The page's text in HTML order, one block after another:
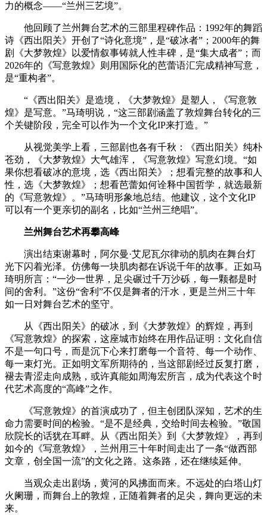
力的概念——“兰州三艺境”。
他回顾了兰州舞台艺术的三部里程碑作品：1992年的舞蹈
诗《西出阳关》开创了“诗化意境”，是“破冰者”；2000年的舞
剧《大梦敦煌》以爱情叙事铸就人性丰碑，是“集大成者”；而
2026年的《写意敦煌》则用国际化的芭蕾语汇完成精神写意，
是“重构者”。
“《西出阳关》是造境，《大梦敦煌》是塑人，《写意敦
煌》是写意。”马琦明说，“这三部剧涵盖了敦煌舞台转化的三
个关键阶段，完全可以作为一个文化IP来打造。”
从视觉美学上看，三部剧也各有千秋：《西出阳关》纯朴
苍劲，《大梦敦煌》大气雄浑，《写意敦煌》写意幻境。“如
果你想看破冰的意境，选《西出阳关》；想看完整的故事和人
性，选《大梦敦煌》；想看芭蕾如何诠释中国哲学，就选最新
的《写意敦煌》。”马琦明形象地总结。他建议，这个文化IP
可以有一个更亲切的副名，比如“兰州三绝唱”。
兰州舞台艺术再攀高峰
演出结束谢幕时，阿尔曼·艾尼瓦尔律动的肌肉在舞台灯
光下闪着光泽。仿佛每一块肌肉都在诉说千年的故事。正如马
琦明所言：“一沙一世界，足尖碾过千万沙砾，每一颗都是时
间的舍利。”这份“舍利”不仅是舞者的汗水，更是兰州三十年
如一日对舞台艺术的坚守。
从《西出阳关》的破冰，到《大梦敦煌》的辉煌，再到
《写意敦煌》的探索，这座城市始终在用作品证明：文化自信
不是一句口号，而是沉下心来打磨每一个音符、每一个动作、
每一束灯光。正如明文军所期待的，当这部剧经过反复打磨，
褪去青涩走向成熟，或许真能如周海宏所言，成为代表这个时
代艺术高度的“高峰”之作。
《写意敦煌》的首演成功了，但主创团队深知，艺术的生
命力需要时间的检验。“是不是经典，交给时间去检验。”敬国
欣院长的话犹在耳畔。从《西出阳关》到《大梦敦煌》，再到
如今的《写意敦煌》，兰州用三十年时间走出了一条“做西部
文章，创全国一流”的文化之路。这条路，还在继续延伸。
当观众走出剧场，黄河的风拂面而来。不远处的白塔山灯
火阑珊，而舞台上的敦煌，正随着舞者的足尖，舞向更远的未
来。